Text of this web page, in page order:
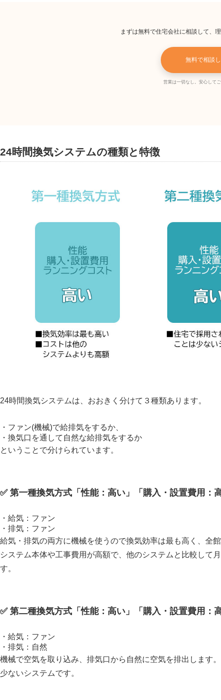
まずは無料で住宅会社に相談して、
無料で相談
営業は一切なし。安心して
24時間換気システムの種類と特徴
24時間換気システムは、おおきく分けて３種類あります。
・ファン(機械)で給排気をするか、
・換気口を通して自然な給排気をするか
ということで分けられています。
✅ 第一種換気方式 性能：高い 購入・設置費用：
・給気：ファン
・排気：ファン
給気・排気の両方に機械を使うので換気効率は最も高く、全
システム本体や工事費用が高額で、他のシステムと比較して
す。
✅ 第二種換気方式 性能：高い 購入・設置費用：
・給気：ファン
・排気：自然
機械で空気を取り込み、排気口から自然に空気を排出します
少ないシステムです。